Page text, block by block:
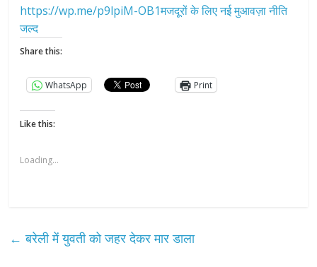
https://wp.me/p9lpiM-OB1मजदूरों के लिए नई मुआवज़ा नीति
जल्द
Share this:
WhatsApp Print
Like this:
Loading...
← बरेली में युवती को जहर देकर मार डाला